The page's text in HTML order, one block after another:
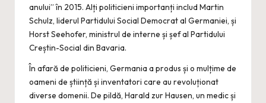
anului” în 2015. Alți politicieni importanți includ Martin
Schulz, liderul Partidului Social Democrat al Germaniei, și
Horst Seehofer, ministrul de interne și șef al Partidului
Creștin-Social din Bavaria.
În afară de politicieni, Germania a produs și o mulțime de
oameni de știință și inventatori care au revoluționat
diverse domenii. De pildă, Harald zur Hausen, un medic și